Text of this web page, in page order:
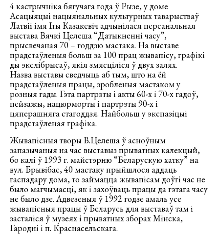
4 кастрычніка бягучага года ў Рызе, у доме
Асацыяцыі нацыянальных культурных таварыстваў
Латвіі імя Іты Казакевіч адчынілася персанальная
выстава Вячкі Целеша “Датыкненні часу”,
прысвечаная 70 – годдзю мастака. На выставе
прадстаўленыя больш за 100 прац жывапісу, графікі
ды экслібрысаў, якія змясціліся ў двух залях.
Назва выставы сведчыць аб тым, што на ёй
прадстаўленыя працы, зробленыя мастаком у
розныя гады. Гэта партрэты і акты 60-х і 70-х гадоў,
пейзажы, нацюрморты і партрэты 90-х і
цяперашняга стагоддзя. Найбольш у экспазіцыі
прадстаўленая графіка.
Жывапісныя творы В.Целеша ў асноўным
запазычаныя на час выставыз прыватных калекцый,
бо калі ў 1993 г. майстэрню “Беларускую хатку” на
вул. Брывібас, 40 мастаку прыйшлося аддаць
гаспадару дома, то займацца жывапісам доўгі час не
было магчымасці, як і захоўваць працы да гэтага часу
не было дзе. Адвезеныя ў 1992 годзе амаль усе
жывапісныя працы ў Беларусь для выставаў там і
засталіся ў музеях і прыватных зборах Мінска,
Гародні і п. Краснасельскага.